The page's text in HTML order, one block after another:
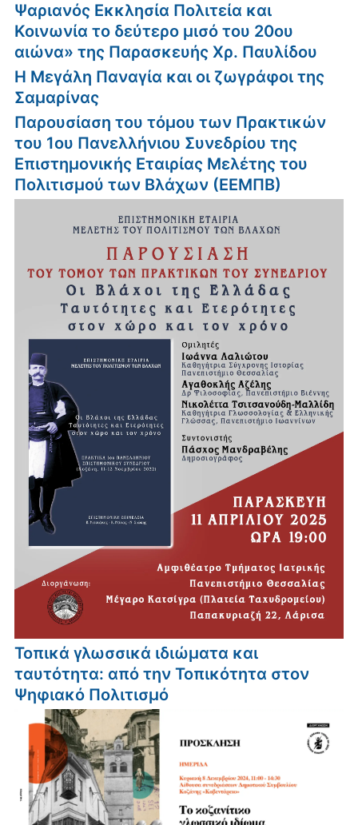
Ψαριανός Εκκλησία Πολιτεία και
Κοινωνία το δεύτερο μισό του 20ου
αιώνα» της Παρασκευής Χρ. Παυλίδου
Η Μεγάλη Παναγία και οι ζωγράφοι της
Σαμαρίνας
Παρουσίαση του τόμου των Πρακτικών
του 1ου Πανελλήνιου Συνεδρίου της
Επιστημονικής Εταιρίας Μελέτης του
Πολιτισμού των Βλάχων (ΕΕΜΠΒ)
Τοπικά γλωσσικά ιδιώματα και
ταυτότητα: από την Τοπικότητα στον
Ψηφιακό Πολιτισμό